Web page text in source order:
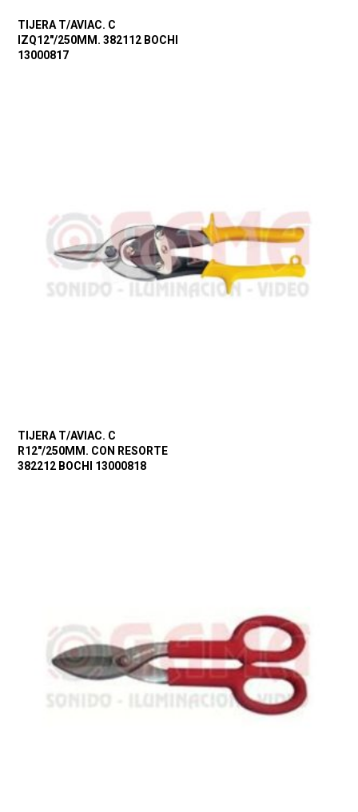
TIJERA T/AVIAC. C
IZQ12″/250MM. 382112 BOCHI
13000817
TIJERA T/AVIAC. C
R12″/250MM. CON RESORTE
382212 BOCHI 13000818